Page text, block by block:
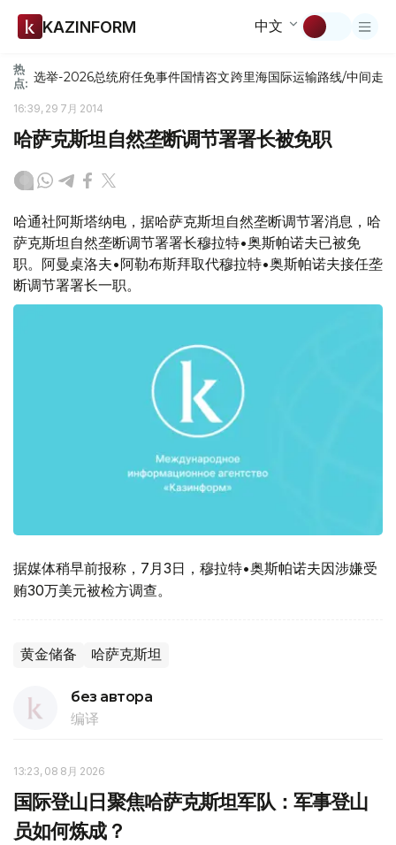
KAZINFORM 中文
热
点: 选举-2026总统府任免事件国情咨文跨里海国际运输路线/中间走廊
16:39, 29 7月 2014
哈萨克斯坦自然垄断调节署署长被免职
哈通社阿斯塔纳电，据哈萨克斯坦自然垄断调节署消息，哈
萨克斯坦自然垄断调节署署长穆拉特•奥斯帕诺夫已被免
职。阿曼桌洛夫•阿勒布斯拜取代穆拉特•奥斯帕诺夫接任垄
断调节署署长一职。
据媒体稍早前报称，7月3日，穆拉特•奥斯帕诺夫因涉嫌受
贿30万美元被检方调查。
黄金储备 哈萨克斯坦
без автора
编译
13:23, 08 8月 2026
国际登山日聚焦哈萨克斯坦军队：军事登山
员如何炼成？